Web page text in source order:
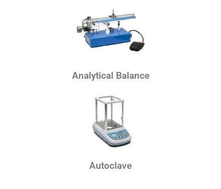
Analytical Balance
Autoclave